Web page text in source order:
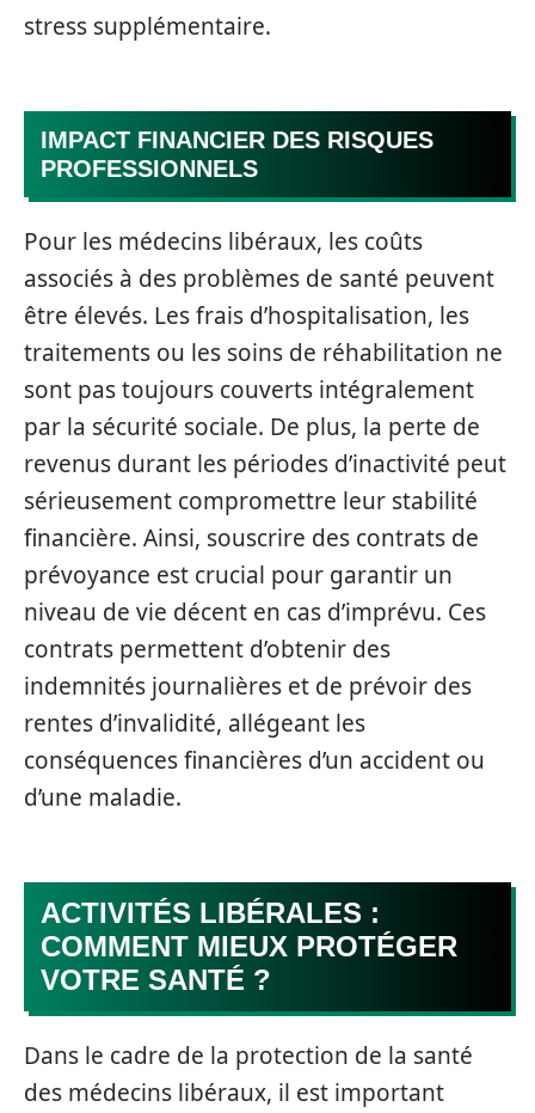
stress supplémentaire.
IMPACT FINANCIER DES RISQUES
PROFESSIONNELS
Pour les médecins libéraux, les coûts
associés à des problèmes de santé peuvent
être élevés. Les frais d’hospitalisation, les
traitements ou les soins de réhabilitation ne
sont pas toujours couverts intégralement
par la sécurité sociale. De plus, la perte de
revenus durant les périodes d’inactivité peut
sérieusement compromettre leur stabilité
financière. Ainsi, souscrire des contrats de
prévoyance est crucial pour garantir un
niveau de vie décent en cas d’imprévu. Ces
contrats permettent d’obtenir des
indemnités journalières et de prévoir des
rentes d’invalidité, allégeant les
conséquences financières d’un accident ou
d’une maladie.
ACTIVITÉS LIBÉRALES :
COMMENT MIEUX PROTÉGER
VOTRE SANTÉ ?
Dans le cadre de la protection de la santé
des médecins libéraux, il est important